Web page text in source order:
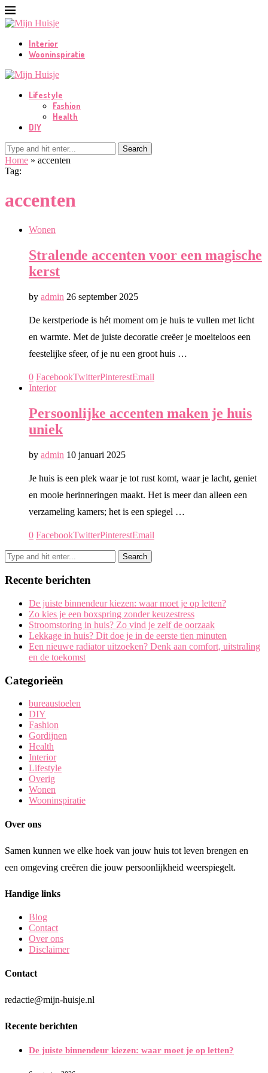
Interior
Wooninspiratie
Lifestyle
Fashion
Health
DIY
Search
Home » accenten
Tag:
accenten
Wonen
Stralende accenten voor een magische
kerst
by admin 26 september 2025
De kerstperiode is hét moment om je huis te vullen met licht
en warmte. Met de juiste decoratie creëer je moeiteloos een
feestelijke sfeer, of je nu een groot huis …
0 FacebookTwitterPinterestEmail
Interior
Persoonlijke accenten maken je huis
uniek
by admin 10 januari 2025
Je huis is een plek waar je tot rust komt, waar je lacht, geniet
en mooie herinneringen maakt. Het is meer dan alleen een
verzameling kamers; het is een spiegel …
0 FacebookTwitterPinterestEmail
Recente berichten
De juiste binnendeur kiezen: waar moet je op letten?
Zo kies je een boxspring zonder keuzestress
Stroomstoring in huis? Zo vind je zelf de oorzaak
Lekkage in huis? Dit doe je in de eerste tien minuten
Een nieuwe radiator uitzoeken? Denk aan comfort, uitstraling
en de toekomst
Categorieën
bureaustoelen
DIY
Fashion
Gordijnen
Health
Interior
Lifestyle
Overig
Wonen
Wooninspiratie
Over ons
Samen kunnen we elke hoek van jouw huis tot leven brengen en
een omgeving creëren die jouw persoonlijkheid weerspiegelt.
Handige links
Blog
Contact
Over ons
Disclaimer
Contact
redactie@mijn-huisje.nl
Recente berichten
De juiste binnendeur kiezen: waar moet je op letten?